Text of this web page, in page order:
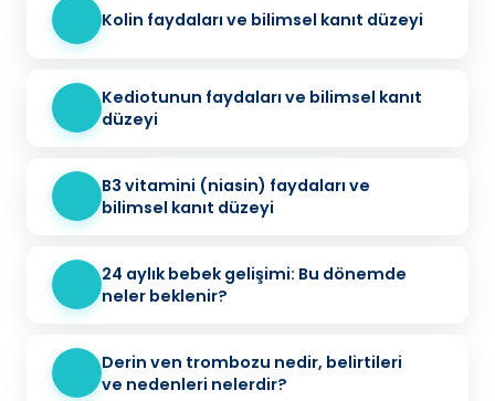
Kolin faydaları ve bilimsel kanıt düzeyi
Kediotunun faydaları ve bilimsel kanıt
düzeyi
B3 vitamini (niasin) faydaları ve
bilimsel kanıt düzeyi
24 aylık bebek gelişimi: Bu dönemde
neler beklenir?
Derin ven trombozu nedir, belirtileri
ve nedenleri nelerdir?